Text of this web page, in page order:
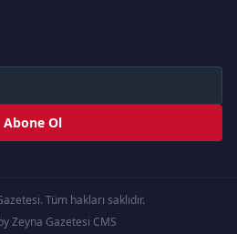
Abone Ol
Tüm hakları saklıdır.
Zeyna Gazetesi CMS